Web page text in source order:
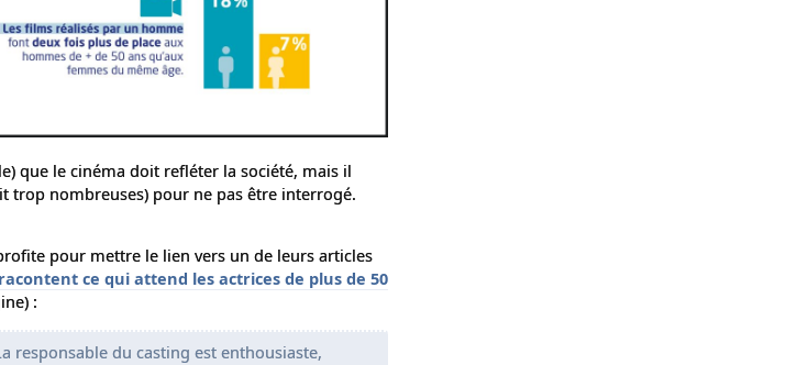
que le cinéma doit refléter la société, mais il
trop nombreuses) pour ne pas être interrogé.
pour mettre le lien vers un de leurs articles
ce qui attend les actrices de plus de 50
:
responsable du casting est enthousiaste,